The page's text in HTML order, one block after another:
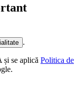
.
și se aplică Politica de